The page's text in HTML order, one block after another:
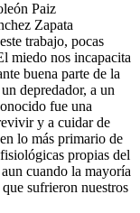
Paiz
Zapata
trabajo, pocas
miedo nos incapacita
buena parte de la
depredador, a un
fue una
y a cuidar de
lo más primario de
propias del
cuando la mayoría
sufrieron nuestros